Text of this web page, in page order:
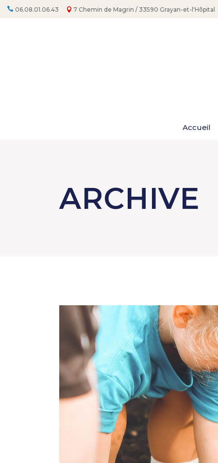
au 06.08.01.06.43 7 Chemin de Magrin / 33590 Grayan-et-l'Hôpital
Accueil
ARCHIVE